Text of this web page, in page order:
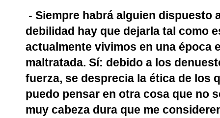
- Siempre habrá alguien dispuesto
debilidad hay que dejarla tal como
actualmente vivimos en una época
maltratada. Sí: debido a los
fuerza, se desprecia la ética de los
puedo pensar en otra cosa que no
muy cabeza dura que me